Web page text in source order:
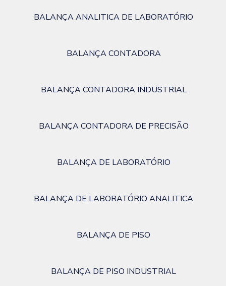
BALANÇA ANALITICA DE LABORATÓRIO
BALANÇA CONTADORA
BALANÇA CONTADORA INDUSTRIAL
BALANÇA CONTADORA DE PRECISÃO
BALANÇA DE LABORATÓRIO
BALANÇA DE LABORATÓRIO ANALITICA
BALANÇA DE PISO
BALANÇA DE PISO INDUSTRIAL